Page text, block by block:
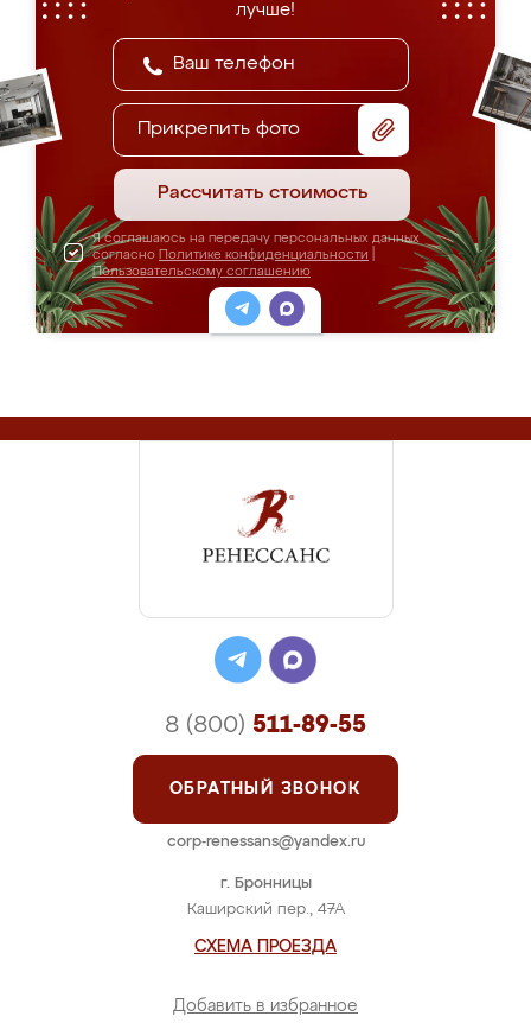
лучше!
Прикрепить фото
Рассчитать стоимость
Я соглашаюсь на передачу персональных данных
согласно Политике конфиденциальности
Пользовательскому соглашению
г. Бронницы
Каширский пер., 47А
СХЕМА ПРОЕЗДА
Добавить в избранное
8 (800) 511-89-55
ОБРАТНЫЙ ЗВОНОК
corp-renessans@yandex.ru